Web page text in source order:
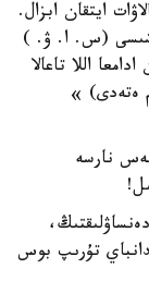
ايتقان ابزال.
ەلشىسى (س. ا. ۋ. )
اللا تاعالا
ەتەدى) »
نارسە
تۇرىپ بوس